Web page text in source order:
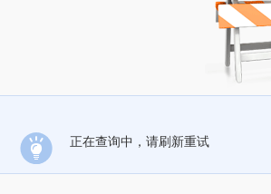
正在查询中，请刷新重试